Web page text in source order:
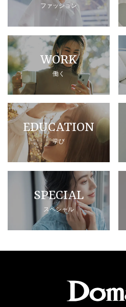
ファッション
WORK
働く
EDUCATION
学び
SPECIAL
スペシャル